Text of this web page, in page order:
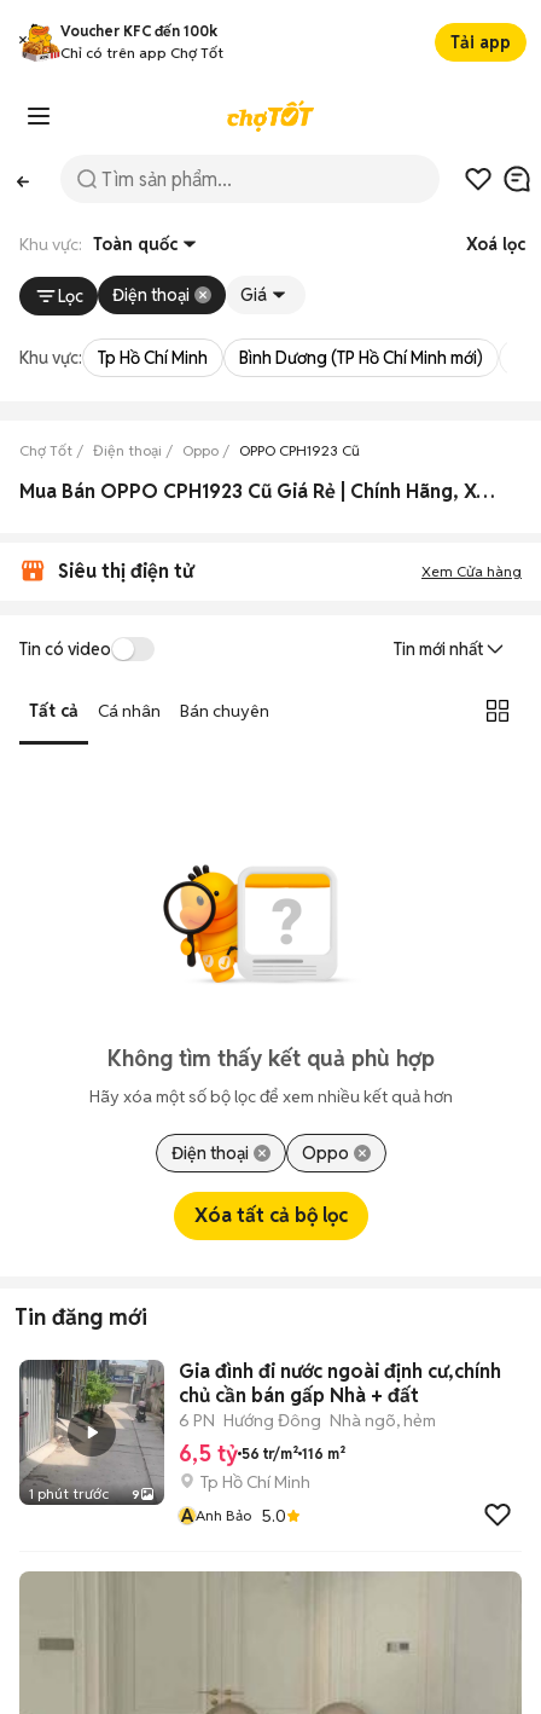
Voucher KFC đến 100k
Chỉ có trên app Chợ Tốt
Tải app
Khu vực: Toàn quốc Xoá lọc
Lọc Điện thoại Giá
Khu vực: Tp Hồ Chí Minh Bình Dương (TP Hồ Chí Minh mới)
Chợ Tốt Điện thoại Oppo OPPO CPH1923 Cũ
Mua Bán OPPO CPH1923 Cũ Giá Rẻ | Chính Hãng, Xách Tay 2026
Siêu thị điện tử Xem Cửa hàng
Tin có video Tin mới nhất
Tất cả Cá nhân Bán chuyên
Không tìm thấy kết quả phù hợp
Hãy xóa một số bộ lọc để xem nhiều kết quả hơn
Điện thoại Oppo
Xóa tất cả bộ lọc
Tin đăng mới
1 phút trước 9
Gia đình đi nước ngoài định cư,chính
chủ cần bán gấp Nhà + đất
6 PN Hướng Đông Nhà ngõ, hẻm
6,5 tỷ 56 tr/m² 116 m²
Tp Hồ Chí Minh
AAnh Bảo 5.0